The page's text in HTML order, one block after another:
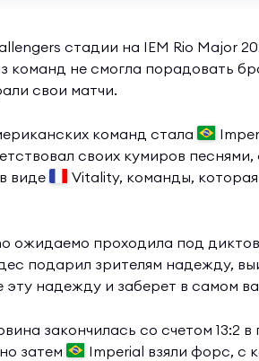
стадии на IEM Rio Major
не смогла порадовать
свои матчи.
команд стала
своих кумиров
виде
Vitality, команды,
ожидаемо проходила под
подарил зрителям надежду,
эту надежду и заберет в самом
закончилась со счетом 13:2
затем
Imperial взяли форс, с